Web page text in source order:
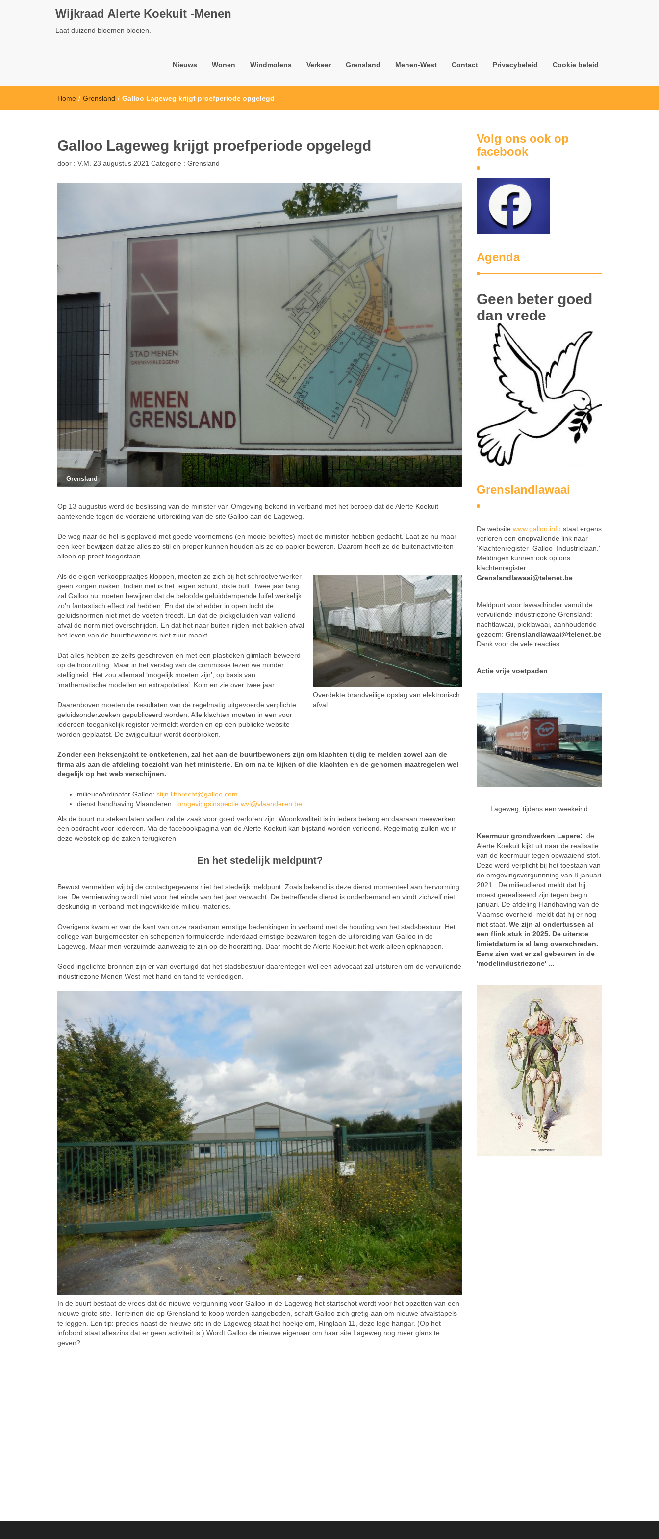
Wijkraad Alerte Koekuit -Menen
Laat duizend bloemen bloeien.
Nieuws Wonen Windmolens Verkeer Grensland Menen-West Contact Privacybeleid Cookie beleid
Home / Grensland / Galloo Lageweg krijgt proefperiode opgelegd
Galloo Lageweg krijgt proefperiode opgelegd
door : V.M. 23 augustus 2021 Categorie : Grensland
Grensland
Op 13 augustus werd de beslissing van de minister van Omgeving bekend in verband met het beroep dat de Alerte Koekuit
aantekende tegen de voorziene uitbreiding van de site Galloo aan de Lageweg.
De weg naar de hel is geplaveid met goede voornemens (en mooie beloftes) moet de minister hebben gedacht. Laat ze nu maar
een keer bewijzen dat ze alles zo stil en proper kunnen houden als ze op papier beweren. Daarom heeft ze de buitenactiviteiten
alleen op proef toegestaan.
Overdekte brandveilige opslag van elektronisch
afval …
Als de eigen verkooppraatjes kloppen, moeten ze zich bij het schrootverwerker
geen zorgen maken. Indien niet is het: eigen schuld, dikte bult. Twee jaar lang
zal Galloo nu moeten bewijzen dat de beloofde geluiddempende luifel werkelijk
zo’n fantastisch effect zal hebben. En dat de shedder in open lucht de
geluidsnormen niet met de voeten treedt. En dat de piekgeluiden van vallend
afval de norm niet overschrijden. En dat het naar buiten rijden met bakken afval
het leven van de buurtbewoners niet zuur maakt.
Dat alles hebben ze zelfs geschreven en met een plastieken glimlach beweerd
op de hoorzitting. Maar in het verslag van de commissie lezen we minder
stelligheid. Het zou allemaal ‘mogelijk moeten zijn’, op basis van
‘mathematische modellen en extrapolaties’. Kom en zie over twee jaar.
Daarenboven moeten de resultaten van de regelmatig uitgevoerde verplichte
geluidsonderzoeken gepubliceerd worden. Alle klachten moeten in een voor
iedereen toegankelijk register vermeldt worden en op een publieke website
worden geplaatst. De zwijgcultuur wordt doorbroken.
Zonder een heksenjacht te ontketenen, zal het aan de buurtbewoners zijn om klachten tijdig te melden zowel aan de
firma als aan de afdeling toezicht van het ministerie. En om na te kijken of die klachten en de genomen maatregelen wel
degelijk op het web verschijnen.
milieucoördinator Galloo: stijn.libbrecht@galloo.com
dienst handhaving Vlaanderen: omgevingsinspectie.wvl@vlaanderen.be
Als de buurt nu steken laten vallen zal de zaak voor goed verloren zijn. Woonkwaliteit is in ieders belang en daaraan meewerken
een opdracht voor iedereen. Via de facebookpagina van de Alerte Koekuit kan bijstand worden verleend. Regelmatig zullen we in
deze webstek op de zaken terugkeren.
En het stedelijk meldpunt?
Bewust vermelden wij bij de contactgegevens niet het stedelijk meldpunt. Zoals bekend is deze dienst momenteel aan hervorming
toe. De vernieuwing wordt niet voor het einde van het jaar verwacht. De betreffende dienst is onderbemand en vindt zichzelf niet
deskundig in verband met ingewikkelde milieu-materies.
Overigens kwam er van de kant van onze raadsman ernstige bedenkingen in verband met de houding van het stadsbestuur. Het
college van burgemeester en schepenen formuleerde inderdaad ernstige bezwaren tegen de uitbreiding van Galloo in de
Lageweg. Maar men verzuimde aanwezig te zijn op de hoorzitting. Daar mocht de Alerte Koekuit het werk alleen opknappen.
Goed ingelichte bronnen zijn er van overtuigd dat het stadsbestuur daarentegen wel een advocaat zal uitsturen om de vervuilende
industriezone Menen West met hand en tand te verdedigen.
In de buurt bestaat de vrees dat de nieuwe vergunning voor Galloo in de Lageweg het startschot wordt voor het opzetten van een
nieuwe grote site. Terreinen die op Grensland te koop worden aangeboden, schaft Galloo zich gretig aan om nieuwe afvalstapels
te leggen. Een tip: precies naast de nieuwe site in de Lageweg staat het hoekje om, Ringlaan 11, deze lege hangar. (Op het
infobord staat alleszins dat er geen activiteit is.) Wordt Galloo de nieuwe eigenaar om haar site Lageweg nog meer glans te
geven?
Volg ons ook op
facebook
Agenda
Geen beter goed
dan vrede
Grenslandlawaai
De website www.galloo.info staat ergens
verloren een onopvallende link naar
'Klachtenregister_Galloo_Industrielaan.'
Meldingen kunnen ook op ons
klachtenregister
Grenslandlawaai@telenet.be
Meldpunt voor lawaaihinder vanuit de
vervuilende industriezone Grensland:
nachtlawaai, pieklawaai, aanhoudende
gezoem: Grenslandlawaai@telenet.be
Dank voor de vele reacties.
Actie vrije voetpaden
Lageweg, tijdens een weekeind
Keermuur grondwerken Lapere: de
Alerte Koekuit kijkt uit naar de realisatie
van de keermuur tegen opwaaiend stof.
Deze werd verplicht bij het toestaan van
de omgevingsvergunnning van 8 januari
2021. De milieudienst meldt dat hij
moest gerealiseerd zijn tegen begin
januari. De afdeling Handhaving van de
Vlaamse overheid meldt dat hij er nog
niet staat. We zijn al ondertussen al
een flink stuk in 2025. De uiterste
limietdatum is al lang overschreden.
Eens zien wat er zal gebeuren in de
'modelindustriezone' ...